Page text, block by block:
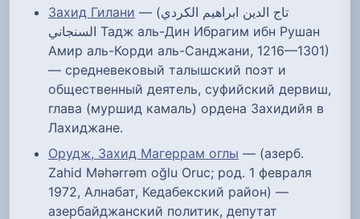
Захид Гилани — (تاج الدين ابراهيم الكردي
السنجاني Тадж аль-Дин Ибрагим ибн Рушан
Амир аль-Корди аль-Санджани, 1216—1301)
— средневековый талышский поэт и
общественный деятель, суфийский дервиш,
глава (муршид камаль) ордена Захидийя в
Лахиджане.
Орудж, Захид Магеррам оглы — (азерб.
Zahid Məhərrəm oğlu Oruc; род. 1 февраля
1972, Алнабат, Кедабекский район) —
азербайджанский политик, депутат